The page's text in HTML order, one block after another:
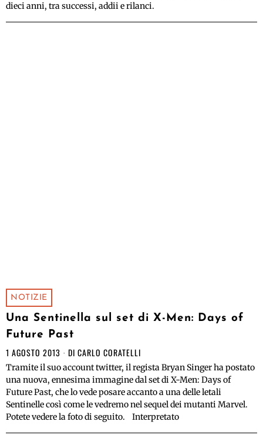
dieci anni, tra successi, addii e rilanci.
NOTIZIE
Una Sentinella sul set di X-Men: Days of
Future Past
1 AGOSTO 2013 DI CARLO CORATELLI
Tramite il suo account twitter, il regista Bryan Singer ha postato
una nuova, ennesima immagine dal set di X-Men: Days of
Future Past, che lo vede posare accanto a una delle letali
Sentinelle così come le vedremo nel sequel dei mutanti Marvel.
Potete vedere la foto di seguito. Interpretato